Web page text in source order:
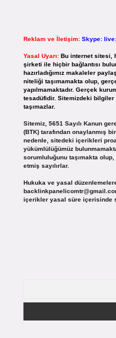
Reklam ve İletişim: Skype:
Yasal Uyarı: Bu internet sitesi,
şirketi ile hiçbir bağlantısı
hazırladığımız makaleler
niteliği taşımamakta olup,
yapılmamaktadır. Gerçek
tesadüfidir. Sitemizdeki
taşımazlar.
Sitemiz, 5651 Sayılı Kanun
(BTK) tarafından onaylanmış
nedenle, sitedeki içerikleri
yükümlülüğümüz
sorumluluğunu taşımakta
etmiş sayılırlar.
Hukuka ve yasal
içerikler yasal süre içerisinde